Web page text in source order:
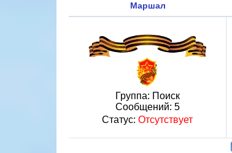
Маршал
Группа: Поиск
Сообщений: 5
Статус: Отсутствует